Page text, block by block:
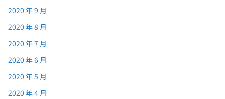
2020 年 9 月
2020 年 8 月
2020 年 7 月
2020 年 6 月
2020 年 5 月
2020 年 4 月